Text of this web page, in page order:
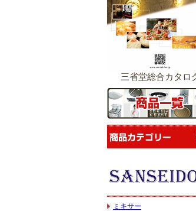
三省堂総合カタロ
ミキサー